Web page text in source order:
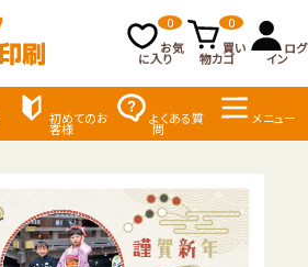
お気
に入り
0
買い
物カゴ
0
ログ
イン
初めてのお
客様
よくある質
問
メニュー